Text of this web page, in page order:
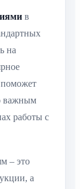
в
на
важным
работы с
– это
а